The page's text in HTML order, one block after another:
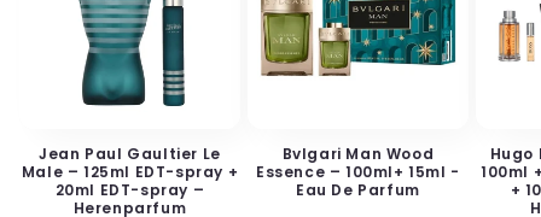
Jean Paul Gaultier Le
Male – 125ml EDT-spray +
20ml EDT-spray –
Herenparfum
Bvlgari Man Wood
Essence – 100ml+ 15ml -
Eau De Parfum
Hugo
100ml
+